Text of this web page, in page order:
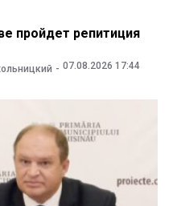
пройдет репитиция
07.08.2026 17:44